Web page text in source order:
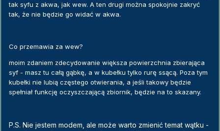
tak syfu z akwa, jak wew. A ten drugi można spokojnie zakryć
tak, że nie będzie go widać w akwa.
Co przemawia za wew?
moim zdaniem zdecydowanie większa powierzchnia zbierająca
syf - masz tu całą gąbkę, a w kubełku tylko rurę ssącą. Poza tym
kubełki nie lubią częstego otwierania, a jeśli takowy będzie
spełniał funkcję oczyszczającą zbiornik, będzie na to skazany.
P.S. Nie jestem modem, ale może warto zmienić temat wątku -